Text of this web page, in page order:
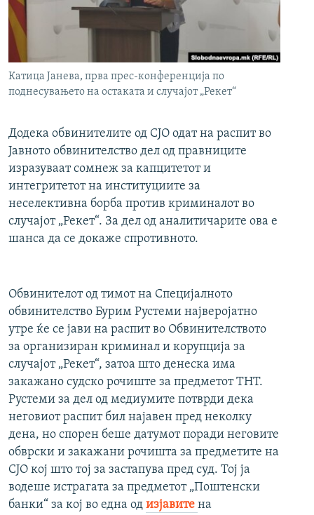
Катица Јанева, прва прес-конференција по
поднесувањето на остаката и случајот „Рекет“
Додека обвинителите од СЈО одат на распит во
Јавното обвинителство дел од правниците
изразуваат сомнеж за капцитетот и
интегритетот на институциите за
неселективна борба против криминалот во
случајот „Рекет“. За дел од аналитичарите ова е
шанса да се докаже спротивното.
Обвинителот од тимот на Специјалното
обвинителство Бурим Рустеми најверојатно
утре ќе се јави на распит во Обвинителството
за организиран криминал и корупција за
случајот „Рекет“, затоа што денеска има
закажано судско рочиште за предметот ТНТ.
Рустеми за дел од медиумите потврди дека
неговиот распит бил најавен пред неколку
дена, но спорен беше датумот поради неговите
обврски и закажани рочишта за предметите на
СЈО кој што тој за застапува пред суд. Тој ја
водеше истрагата за предметот „Поштенски
банки“ за кој во една од изјавите на